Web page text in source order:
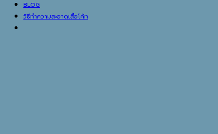
BLOG
วิธีทำความสะอาดเสื้อโค้ท